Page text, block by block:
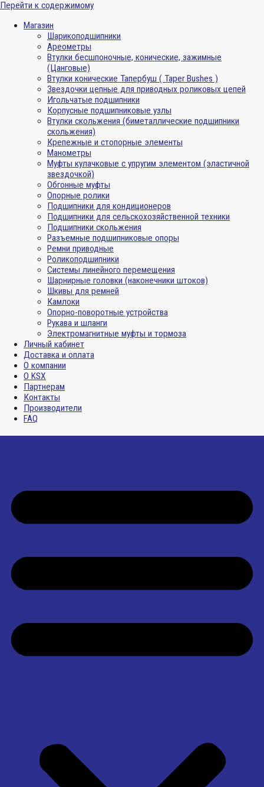
Перейти к содержимому
Магазин
Шарикоподшипники
Ареометры
Втулки бесшпоночные, конические, зажимные
(Цанговые)
Втулки конические Тапербуш ( Taper Bushes )
Звездочки цепные для приводных роликовых цепей
Игольчатые подшипники
Корпусные подшипниковые узлы
Втулки скольжения (биметаллические подшипники
скольжения)
Крепежные и стопорные элементы
Манометры
Муфты кулачковые с упругим элементом (эластичной
звездочкой)
Обгонные муфты
Опорные ролики
Подшипники для кондиционеров
Подшипники для сельскохозяйственной техники
Подшипники скольжения
Разъемные подшипниковые опоры
Ремни приводные
Роликоподшипники
Системы линейного перемещения
Шарнирные головки (наконечники штоков)
Шкивы для ремней
Камлоки
Опорно-поворотные устройства
Рукава и шланги
Электромагнитные муфты и тормоза
Личный кабинет
Доставка и оплата
О компании
О KSX
Партнерам
Контакты
Производители
FAQ